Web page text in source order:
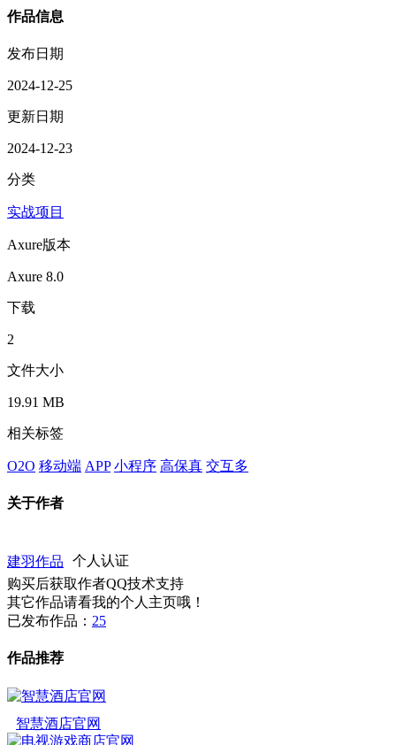
作品信息
发布日期
2024-12-25
更新日期
2024-12-23
分类
实战项目
Axure版本
Axure 8.0
下载
2
文件大小
19.91 MB
相关标签
O2O 移动端 APP 小程序 高保真 交互多
关于作者
建羽作品
个人认证
购买后获取作者QQ技术支持
其它作品请看我的个人主页哦！
已发布作品： 25
作品推荐
智慧酒店官网